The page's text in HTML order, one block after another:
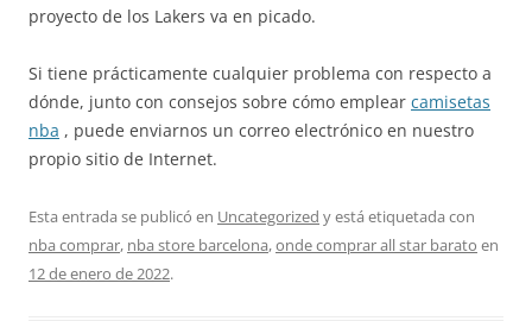
proyecto de los Lakers va en picado.
Si tiene prácticamente cualquier problema con respecto a
dónde, junto con consejos sobre cómo emplear camisetas
nba , puede enviarnos un correo electrónico en nuestro
propio sitio de Internet.
Esta entrada se publicó en Uncategorized y está etiquetada con
nba comprar, nba store barcelona,onde comprar all star barato en
12 de enero de 2022.